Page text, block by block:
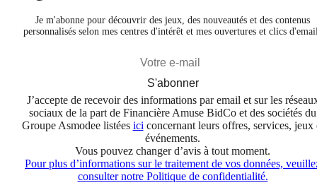
Je m'abonne pour découvrir des jeux, des nouveautés et des contenus
personnalisés selon mes centres d'intérêt et mes ouvertures et clics
S'abonner
J’accepte de recevoir des informations par email et sur les
sociaux de la part de Financière Amuse BidCo et des sociétés du
Groupe Asmodee listées ici concernant leurs offres, services, jeux
événements.
Vous pouvez changer d’avis à tout moment.
Pour plus d’informations sur le traitement de vos données,
consulter notre Politique de confidentialité.